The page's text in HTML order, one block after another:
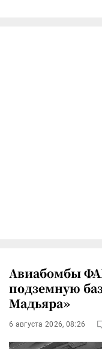
Авиабомбы
подземную
Мадьяра»
6 августа 2026, 08:26